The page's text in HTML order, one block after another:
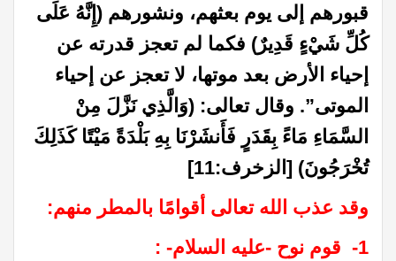
قبورهم إلى يوم بعثهم، ونشورهم (إِنَّهُ عَلَى
كُلِّ شَيْءٍ قَدِيرٌ) فكما لم تعجز قدرته عن
إحياء الأرض بعد موتها، لا تعجز عن إحياء
الموتى”. وقال تعالى: (وَالَّذِي نَزَّلَ مِنْ
السَّمَاءِ مَاءً بِقَدَرٍ فَأَنشَرْنَا بِهِ بَلْدَةً مَيْتًا كَذَلِكَ
تُخْرَجُونَ) [الزخرف:11]
وقد عذب الله تعالى أقوامًا بالمطر منهم:
1- قوم نوح -عليه السلام- :